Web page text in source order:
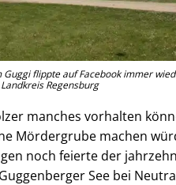
flippte auf Facebook immer
Regensburg
manches vorhalten
Mördergrube machen
noch feierte der
See bei